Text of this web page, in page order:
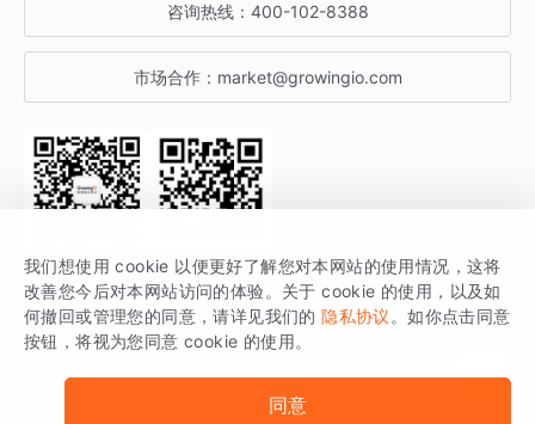
增长博客
开发者文档
SDK 文档
场景指南
增长大会
行业活动
咨询热线： 400-102-8388
市场合作： market@growingio.com
关注公众号 获取更多干货
GrowingIO 是专注于数据智能分析与增长的品牌，核心平台为 GrowingIO
分析云。
版权所有 © 北京易数科技有限公司
我们想使用 cookie 以便更好了解您对本网站的使用情况，这将
改善您今后对本网站访问的体验。关于 cookie 的使用，以及如
何撤回或管理您的同意，请详见我们的 隐私协议 。如你点击同意
按钮，将视为您同意 cookie 的使用。
同意